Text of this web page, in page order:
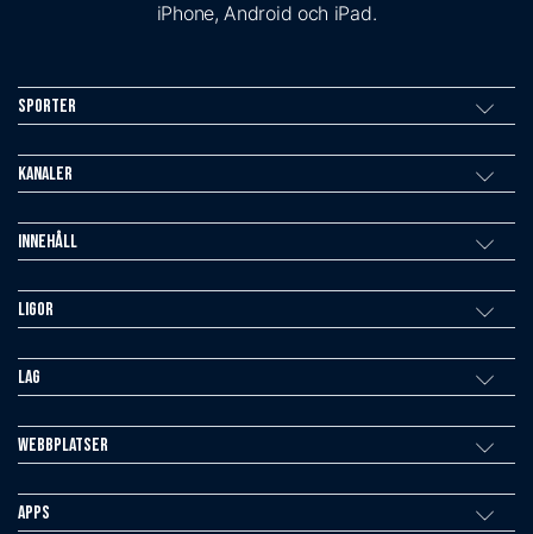
iPhone, Android och iPad.
Sporter
Kanaler
Innehåll
Ligor
Lag
Webbplatser
Apps